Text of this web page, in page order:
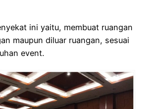
ini yaitu, membuat ruangan
maupun diluar ruangan, sesuai
event.